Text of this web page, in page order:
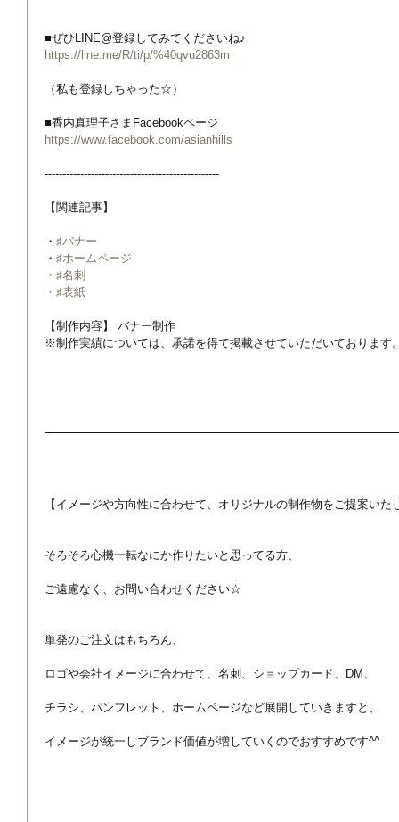
■ぜひLINE@登録してみてくださいね♪
https://line.me/R/ti/p/%40qvu2863m
（私も登録しちゃった☆）
■香内真理子さまFacebookページ
https://www.facebook.com/asianhills
-------------------------------------------------
【関連記事】
・ ♯バナー
・ ♯ホームページ
・ ♯名刺
・ ♯表紙
【制作内容】 バナー制作
※制作実績については、承諾を得て掲載させていただいております
【イメージや方向性に合わせて、オリジナルの制作物をご提案いた
そろそろ心機一転なにか作りたいと思ってる方、
ご遠慮なく、お問い合わせください☆
単発のご注文はもちろん、
ロゴや会社イメージに合わせて、名刺、ショップカード、DM、
チラシ、パンフレット、ホームページなど展開していきますと、
イメージが統一しブランド価値が増していくのでおすすめです^^